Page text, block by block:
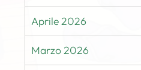
Aprile 2026
Marzo 2026